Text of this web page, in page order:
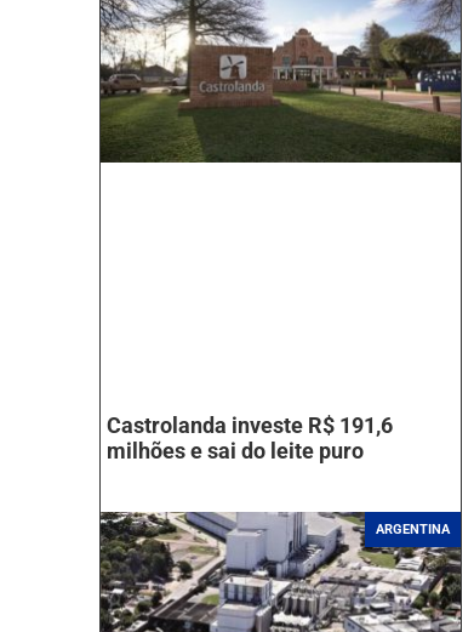
Castrolanda investe R$ 191,6
milhões e sai do leite puro
ARGENTINA